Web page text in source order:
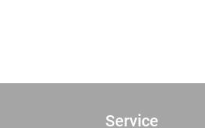
Service